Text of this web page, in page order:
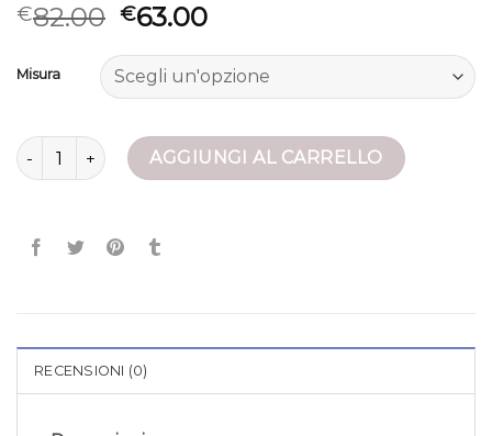
€82.00 €63.00
Misura
giacca piumino uomo quantitàAGGIUNGI AL CARRELLO
RECENSIONI (0)